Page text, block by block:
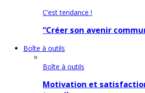
C’est tendance !
“Créer son avenir
Boîte à outils
Boîte à outils
Motivation et